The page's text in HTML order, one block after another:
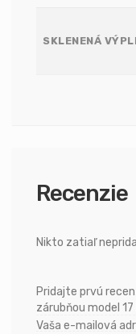
SKLENENÁ
Recenzie
Nikto zatiaľ
Pridajte prvú
zárubňou model 17
Vaša e-mailová